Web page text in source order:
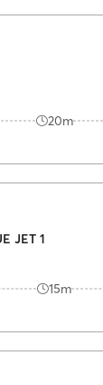
20m
JET 1
15m